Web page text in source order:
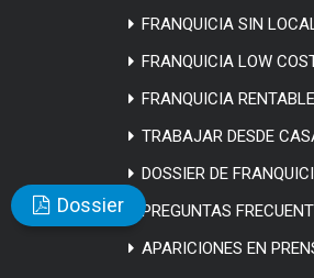
FRANQUICIA SIN
FRANQUICIA LOW
FRANQUICIA RENTABLE
TRABAJAR DESDE
DOSSIER DE
PREGUNTAS
APARICIONES EN
Dossier